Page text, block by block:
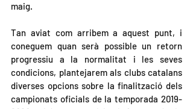
maig.
Tan aviat com arribem a aquest punt, i
coneguem quan serà possible un retorn
progressiu a la normalitat i les seves
condicions, plantejarem als clubs catalans
diverses opcions sobre la finalització dels
campionats oficials de la temporada 2019-